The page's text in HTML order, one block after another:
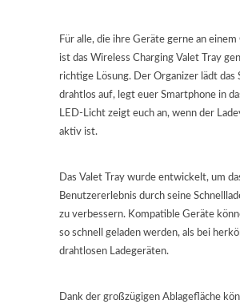
Für alle, die ihre Geräte gerne an einem
ist das Wireless Charging Valet Tray
richtige Lösung. Der Organizer lädt das
drahtlos auf, legt euer Smartphone in
LED-Licht zeigt euch an, wenn der
aktiv ist.
Das Valet Tray wurde entwickelt, um
Benutzererlebnis durch seine
zu verbessern. Kompatible Geräte
so schnell geladen werden, als bei
drahtlosen Ladegeräten.
Dank der großzügigen Ablagefläche